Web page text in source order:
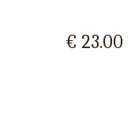
€ 23.00